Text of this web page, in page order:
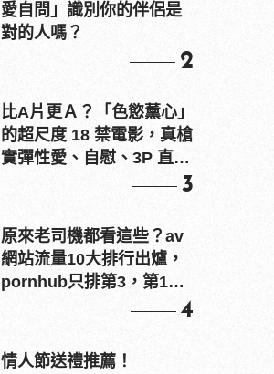
愛自問」識別你的伴侶是
對的人嗎？
2
比A片更Ａ？「色慾薰心」
的超尺度 18 禁電影，真槍
實彈性愛、自慰、3P 直接
3
原來老司機都看這些？av
網站流量10大排行出爐，
pornhub只排第3，第1名
4
情人節送禮推薦！